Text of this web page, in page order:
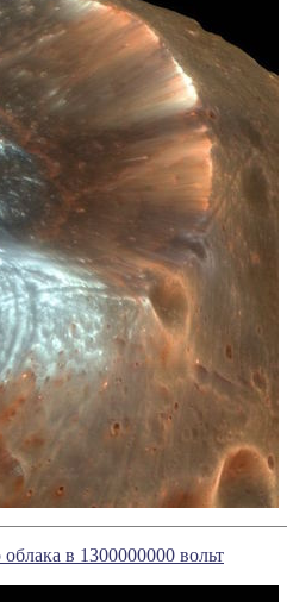
в 1300000000 вольт